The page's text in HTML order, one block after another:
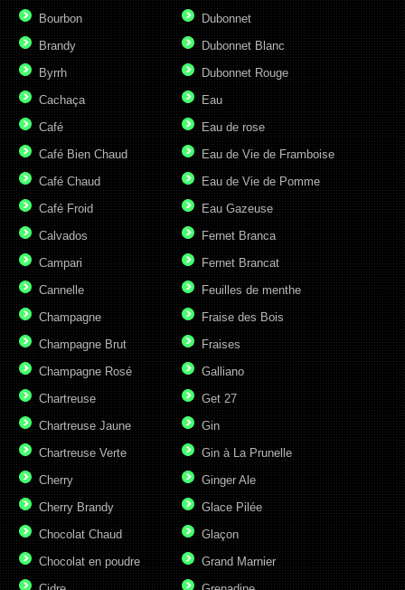
Bourbon
Brandy
Byrrh
Cachaça
Café
Café Bien Chaud
Café Chaud
Café Froid
Calvados
Campari
Cannelle
Champagne
Champagne Brut
Champagne Rosé
Chartreuse
Chartreuse Jaune
Chartreuse Verte
Cherry
Cherry Brandy
Chocolat Chaud
Chocolat en poudre
Dubonnet
Dubonnet Blanc
Dubonnet Rouge
Eau
Eau de rose
Eau de Vie de Framboise
Eau de Vie de Pomme
Eau Gazeuse
Fernet Branca
Fernet Brancat
Feuilles de menthe
Fraise des Bois
Fraises
Galliano
Get 27
Gin
Gin à La Prunelle
Ginger Ale
Glace Pilée
Glaçon
Grand Marnier